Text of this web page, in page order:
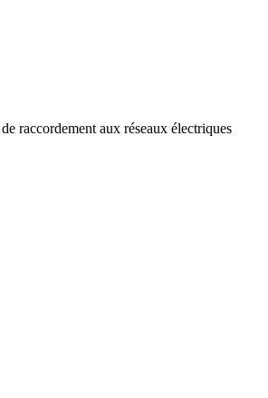
raccordement aux réseaux électriques